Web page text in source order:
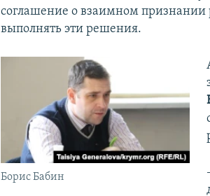
соглашение о взаимном признании
выполнять эти решения.
Борис Бабин